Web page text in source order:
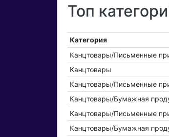
Топ
Категория
Канцтовары/Письменные
Канцтовары
Канцтовары/Письменные
Канцтовары/Бумажная
Канцтовары/Письменные
Канцтовары/Бумажная